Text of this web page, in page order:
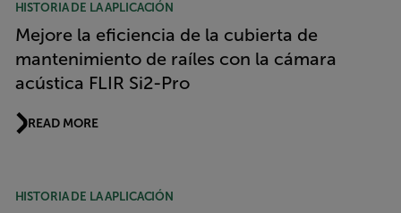
HISTORIA DE LA APLICACIÓN
Mejore la eficiencia de la cubierta de
mantenimiento de raíles con la cámara
acústica FLIR Si2-Pro
READ MORE
HISTORIA DE LA APLICACIÓN